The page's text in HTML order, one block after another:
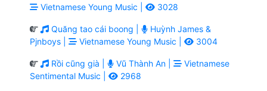
Vietnamese Young Music |
3028
Quăng tao cái boong |
Huỳnh James &
Pjnboys |
Vietnamese Young Music | 3004
Rồi cũng già | Vũ Thành An |
Vietnamese
Sentimental Music |
2968